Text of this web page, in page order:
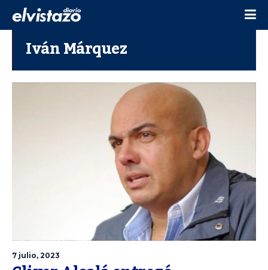
Iván Márquez
7 julio, 2023